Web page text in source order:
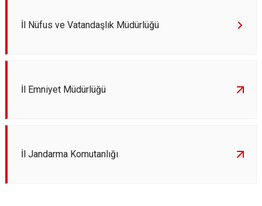
İl Nüfus ve Vatandaşlık Müdürlüğü
İl Emniyet Müdürlüğü
İl Jandarma Komutanlığı